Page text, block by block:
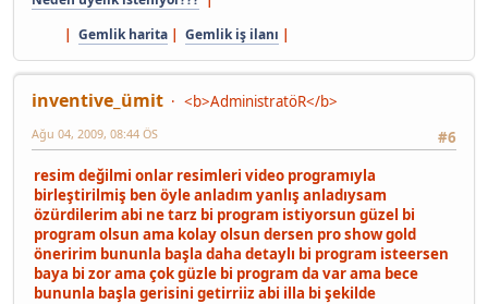
| Gemlik harita | Gemlik iş ilanı |
inventive_ümit
<b>AdministratöR</b>
#6
Ağu 04, 2009, 08:44 ÖS
resim değilmi onlar resimleri video programıyla
birleştirilmiş ben öyle anladım yanlış anladıysam
özürdilerim abi ne tarz bi program istiyorsun güzel bi
program olsun ama kolay olsun dersen pro show gold
öneririm bununla başla daha detaylı bi program isteersen
baya bi zor ama çok güzle bi program da var ama bece
bununla başla gerisini getirriiz abi illa bi şekilde